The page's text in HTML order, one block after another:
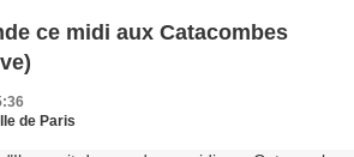
ce midi aux Catacombes
de Paris